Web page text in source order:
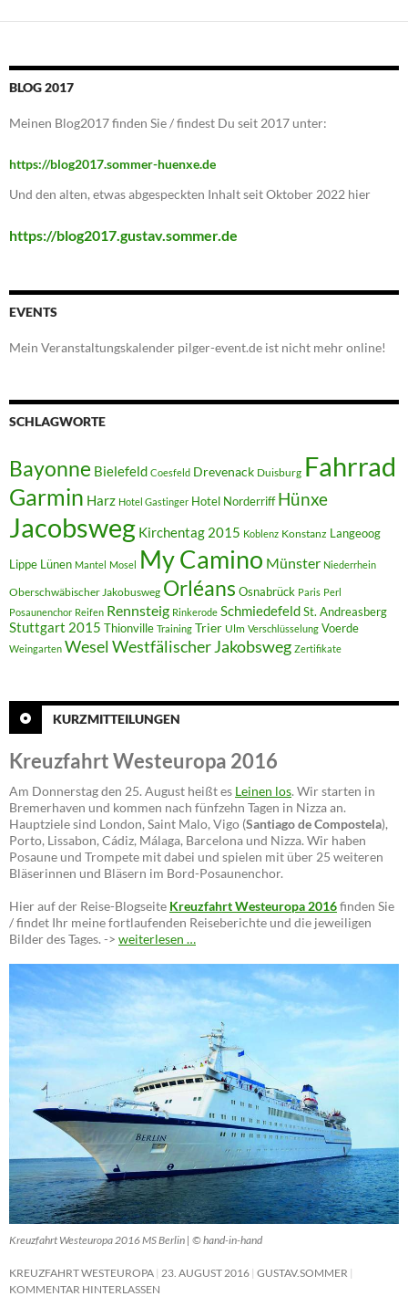
BLOG 2017
Meinen Blog2017 finden Sie / findest Du seit 2017 unter:
https://blog2017.sommer-huenxe.de
Und den alten, etwas abgespeckten Inhalt seit Oktober 2022 hier
https://blog2017.gustav.sommer.de
EVENTS
Mein Veranstaltungskalender pilger-event.de ist nicht mehr online!
SCHLAGWORTE
Bayonne Bielefeld Coesfeld Drevenack Duisburg Fahrrad
Garmin Harz Hotel Gastinger Hotel Norderriff Hünxe
Jacobsweg Kirchentag 2015 Koblenz Konstanz Langeoog
Lippe Lünen Mantel Mosel My Camino Münster Niederrhein
Oberschwäbischer Jakobusweg Orléans Osnabrück Paris Perl
Posaunenchor Reifen Rennsteig Rinkerode Schmiedefeld St. Andreasberg
Stuttgart 2015 Thionville Training Trier Ulm Verschlüsselung Voerde
Weingarten Wesel Westfälischer Jakobsweg Zertifikate
KURZMITTEILUNGEN
Kreuzfahrt Westeuropa 2016
Am Donnerstag den 25. August heißt es Leinen los. Wir starten in
Bremerhaven und kommen nach fünfzehn Tagen in Nizza an.
Hauptziele sind London, Saint Malo, Vigo (Santiago de Compostela),
Porto, Lissabon, Cádiz, Málaga, Barcelona und Nizza. Wir haben
Posaune und Trompete mit dabei und spielen mit über 25 weiteren
Bläserinnen und Bläsern im Bord-Posaunenchor.
Hier auf der Reise-Blogseite Kreuzfahrt Westeuropa 2016finden Sie
/ findet Ihr meine fortlaufenden Reiseberichte und die jeweiligen
Bilder des Tages. -> weiterlesen …
Kreuzfahrt Westeuropa 2016 MS Berlin | © hand-in-hand
KREUZFAHRT WESTEUROPA 23. AUGUST 2016 GUSTAV.SOMMER
KOMMENTAR HINTERLASSEN